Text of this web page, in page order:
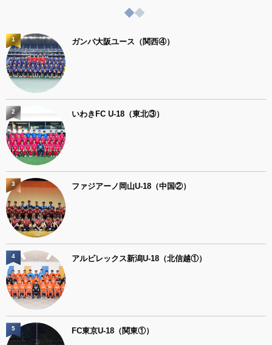
ガンバ大阪ユース（関西④）
1
いわきFC U-18（東北③）
2
ファジアーノ岡山U-18（中国②）
3
アルビレックス新潟U-18（北信越①）
4
FC東京U-18（関東①）
5